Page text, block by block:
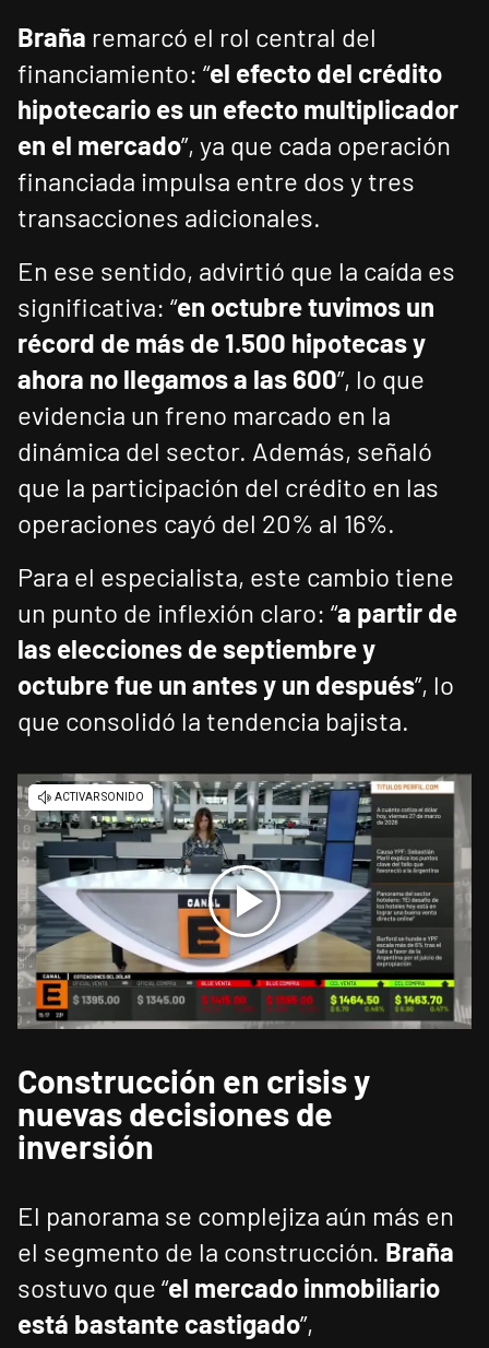
Braña remarcó el rol central del
financiamiento: “el efecto del crédito
hipotecario es un efecto multiplicador
en el mercado”, ya que cada operación
financiada impulsa entre dos y tres
transacciones adicionales.
En ese sentido, advirtió que la caída es
significativa: “en octubre tuvimos un
récord de más de 1.500 hipotecas y
ahora no llegamos a las 600”, lo que
evidencia un freno marcado en la
dinámica del sector. Además, señaló
que la participación del crédito en las
operaciones cayó del 20% al 16%.
Para el especialista, este cambio tiene
un punto de inflexión claro: “a partir de
las elecciones de septiembre y
octubre fue un antes y un después”, lo
que consolidó la tendencia bajista.
Construcción en crisis y
nuevas decisiones de
inversión
El panorama se complejiza aún más en
el segmento de la construcción. Braña
sostuvo que “el mercado inmobiliario
está bastante castigado”,